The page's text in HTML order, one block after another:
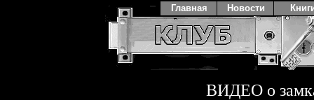
ВИДЕО о
Главная Новости